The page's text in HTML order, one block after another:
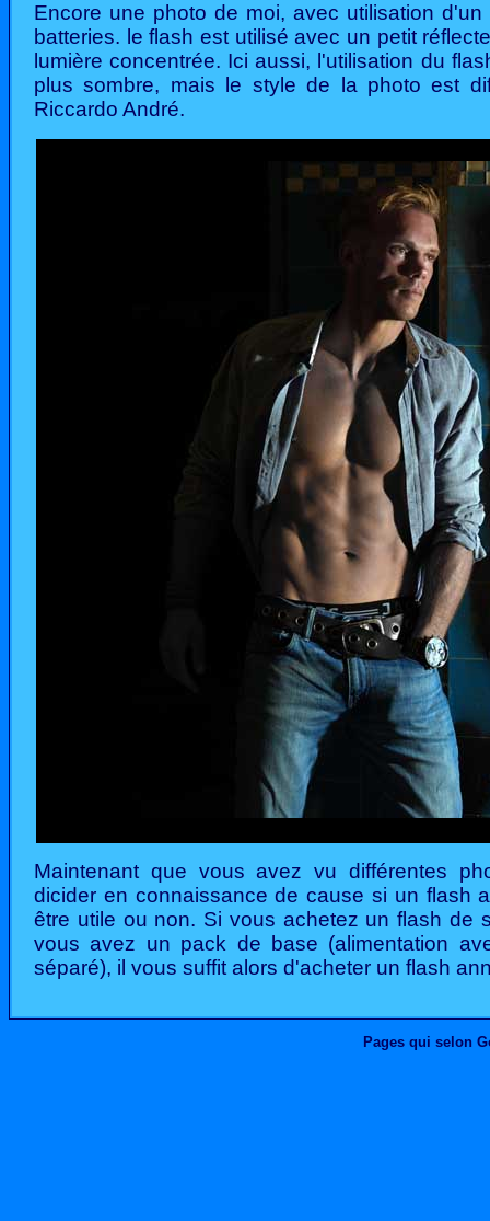
Encore une photo de moi, avec utilisation
batteries. le flash est utilisé avec un petit
lumière concentrée. Ici aussi, l'utilisation du
plus sombre, mais le style de la photo est
Riccardo André.
Maintenant que vous avez vu différentes
dicider en connaissance de cause si un flash
être utile ou non. Si vous achetez un flash de
vous avez un pack de base (alimentation
séparé), il vous suffit alors d'acheter un flash
Pages qui selon